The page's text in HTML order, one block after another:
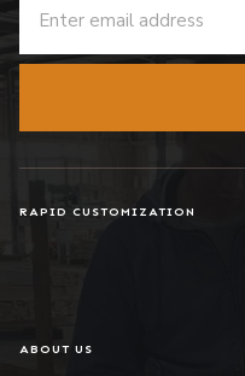
RAPID CUSTOMIZATION
ABOUT US